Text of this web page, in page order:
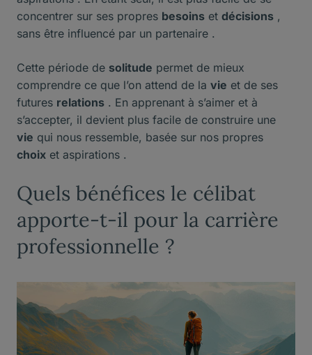
concentrer sur ses propres besoins et décisions ,
sans être influencé par un partenaire .
Cette période de solitude permet de mieux
comprendre ce que l’on attend de la vie et de ses
futures relations . En apprenant à s’aimer et à
s’accepter, il devient plus facile de construire une
vie qui nous ressemble, basée sur nos propres
choix et aspirations .
Quels bénéfices le célibat
apporte-t-il pour la carrière
professionnelle ?